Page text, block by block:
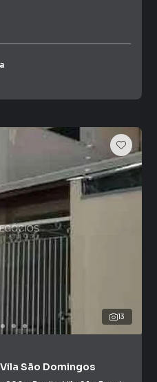
13
São Domingos